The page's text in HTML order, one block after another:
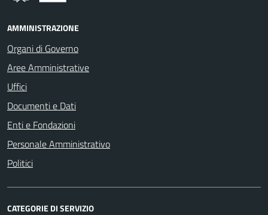
AMMINISTRAZIONE
Organi di Governo
Aree Amministrative
Uffici
Documenti e Dati
Enti e Fondazioni
Personale Amministrativo
Politici
CATEGORIE DI SERVIZIO